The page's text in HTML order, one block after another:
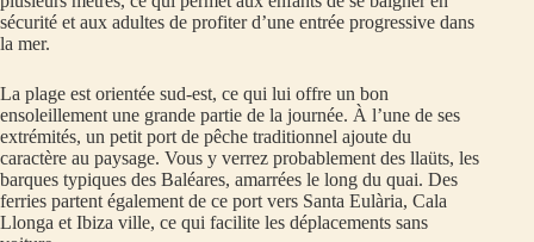
sécurité et aux adultes de profiter d’une entrée progressive dans
la mer.
La plage est orientée sud-est, ce qui lui offre un bon
ensoleillement une grande partie de la journée. À l’une de ses
extrémités, un petit port de pêche traditionnel ajoute du
caractère au paysage. Vous y verrez probablement des llaüts, les
barques typiques des Baléares, amarrées le long du quai. Des
ferries partent également de ce port vers Santa Eulària, Cala
Llonga et Ibiza ville, ce qui facilite les déplacements sans